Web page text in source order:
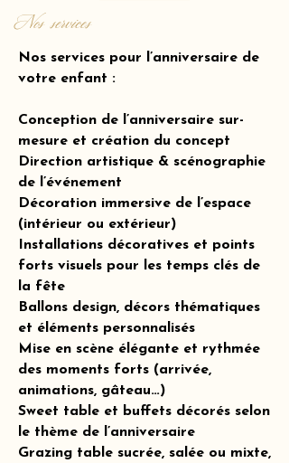
Nos services
Nos services pour l’anniversaire de
votre enfant :
Conception de l’anniversaire sur-
mesure et création du concept
Direction artistique & scénographie
de l’événement
Décoration immersive de l’espace
(intérieur ou extérieur)
Installations décoratives et points
forts visuels pour les temps clés de
la fête
Ballons design, décors thématiques
et éléments personnalisés
Mise en scène élégante et rythmée
des moments forts (arrivée,
animations, gâteau…)
Sweet table et buffets décorés selon
le thème de l’anniversaire
Grazing table sucrée, salée ou mixte,